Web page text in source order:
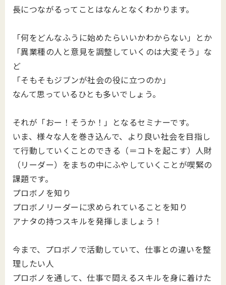
長につながるってことはなんとなくわかります。
「何をどんなふうに始めたらいいかわからない」とか
「異業種の人と意見を調整していくのは大変そう」な
ど
「そもそもジブンが社会の役に立つのか」
なんて思っているひとも多いでしょう。
それが「おー！そうか！」となるセミナーです。
いま、様々な人を巻き込んで、より良い社会を目指し
て行動していくことのできる（＝コトを起こす）人財
（リーダー）をまちの中にふやしていくことが喫緊の
課題です。
プロボノを知り
プロボノリーダーに求められていることを知り
アナタの持つスキルを発揮しましょう！
今まで、プロボノで活動していて、仕事との違いを整
理したい人
プロボノを通して、仕事で閊えるスキルを身に着けた